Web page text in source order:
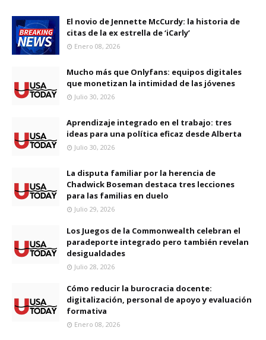
El novio de Jennette McCurdy: la historia de
citas de la ex estrella de ‘iCarly’
Enero 08, 2026
Mucho más que Onlyfans: equipos digitales
que monetizan la intimidad de las jóvenes
Julio 30, 2026
Aprendizaje integrado en el trabajo: tres
ideas para una política eficaz desde Alberta
Julio 30, 2026
La disputa familiar por la herencia de
Chadwick Boseman destaca tres lecciones
para las familias en duelo
Julio 29, 2026
Los Juegos de la Commonwealth celebran el
paradeporte integrado pero también revelan
desigualdades
Julio 28, 2026
Cómo reducir la burocracia docente:
digitalización, personal de apoyo y evaluación
formativa
Enero 08, 2026